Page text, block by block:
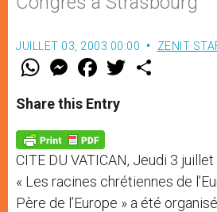
JUILLET 03, 2003 00:00 ZENIT
W
t
s
p
p
M
e
s
e
g
e
r
F
a
e
b
o
k
w
Share this Entry
CITE DU VATICAN, Jeudi 3
« Les racines chrétiennes de
Père de l’Europe » a été